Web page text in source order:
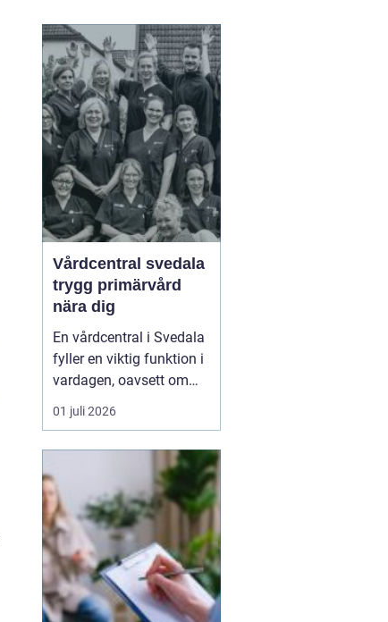
samarbete. När
konflikter upprepas,
tystnaden växer eller
avståndet kä...
Vårdcentral svedala
trygg primärvård
nära dig
En vårdcentral i Svedala
fyller en viktig funktion i
vardagen, oavsett om
det handlar om akuta
infektioner, långvariga
kring barnhälsa och
graviditet. När vården
samlas under ett tak blir
vägen mellan olika
mottagningar kortare...
01 juli 2026